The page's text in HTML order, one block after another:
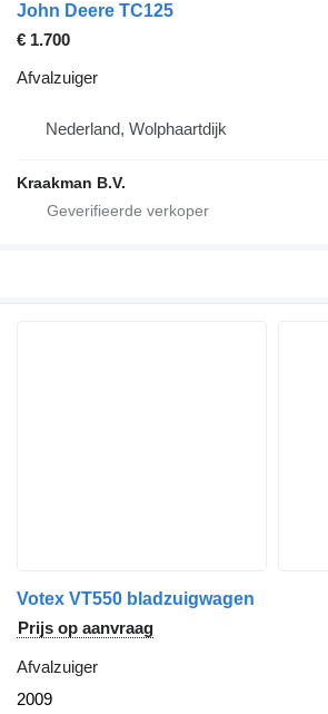
John Deere TC125
€ 1.700
Afvalzuiger
Nederland, Wolphaartdijk
Kraakman B.V.
Votex VT550 bladzuigwagen
Prijs op aanvraag
Afvalzuiger
2009